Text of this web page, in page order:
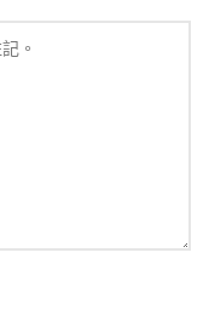
杰專員接觸後,發
解我的狀況,在依